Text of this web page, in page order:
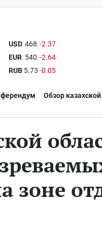
USD 468 -2.37
EUR 540 -2.64
RUB 5.73 -0.05
Обзор
зоне